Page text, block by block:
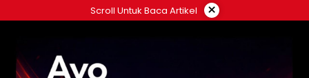
ke
Scroll Untuk Baca Artikel ×